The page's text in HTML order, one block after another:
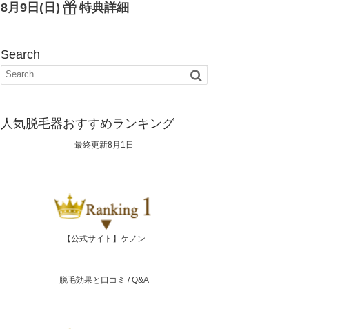
8月9日(日) 特典詳細
Search
人気脱毛器おすすめランキング
最終更新8月1日
【公式サイト】ケノン
脱毛効果と口コミ /Q&A